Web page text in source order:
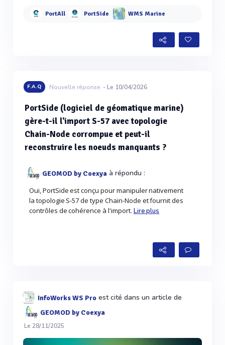
PortAll PortSide WMS Marine
F.A.Q Nouvelle réponse - Le 10/04/2026
PortSide (logiciel de géomatique marine)
gère-t-il l'import S-57 avec topologie
Chain-Node corrompue et peut-il
reconstruire les noeuds manquants ?
GEOMOD by Coexya à répondu :
Oui, PortSide est conçu pour manipuler nativement
la topologie S-57 de type Chain-Node et fournit des
contrôles de cohérence à l'import. Lire plus
InfoWorks WS Pro est cité dans un article de
GEOMOD by Coexya
Le 28/11/2025